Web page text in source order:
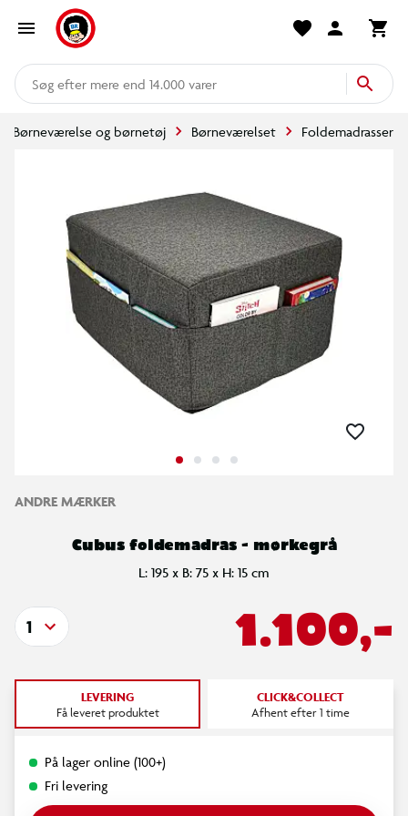
mere end 14.000 varer
Børneværelse og børnetøj Børneværelset Foldemadrasser
ANDRE MÆRKER
Cubus foldemadras - mørkegrå
L: 195 x B: 75 x H: 15 cm
1.100,-
1
LEVERING
Få leveret produktet
CLICK&COLLECT
Afhent efter 1 time
På lager online (100+)
Fri levering